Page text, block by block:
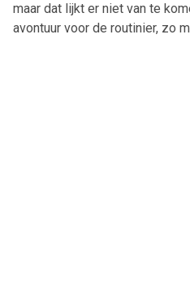
maar dat lijkt er niet van te
avontuur voor de routinier, zo